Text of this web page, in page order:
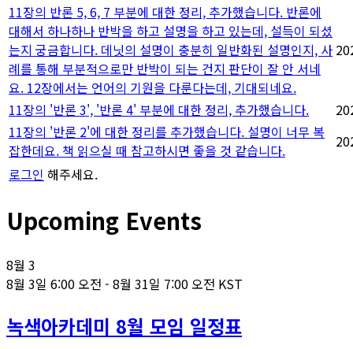
11장의 반론 5, 6, 7 부분에 대한 정리, 추가했습니다. 반론에
대해서 하나하나 반박을 하고 설명을 하고 있는데, 설득이 되셨
는지 궁금합니다. 데닛의 설명이 충분히 일반화된 설명인지, 사
례를 통해 부분적으로만 반박이 되는 건지 판단이 잘 안 서네
요. 12장에서는 언어의 기원을 다룬다는데, 기대되네요.
11장의 '반론 3', '반론 4' 부분에 대한 정리, 추가했습니다.
11장의 '반론 2'에 대한 정리를 추가했습니다. 설명이 너무 복
잡한데요. 책 읽으실 때 참고하시면 좋을 것 같습니다.
로그인 해주세요.
Upcoming Events
8월 3
8월 3일 6:00 오전 - 8월 31일 7:00 오전 KST
녹색아카데미 8월 모임 일정표